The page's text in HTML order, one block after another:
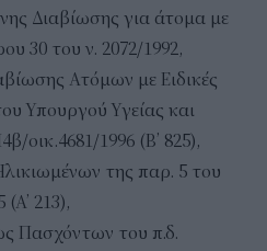
Διαβίωσης για άτομα με
30 του ν. 2072/1992,
Ατόμων με Ειδικές
Υπουργού Υγείας και
οικ.4681/1996 (Β’ 825),
της παρ. 5 του
213),
Πασχόντων του π.δ.